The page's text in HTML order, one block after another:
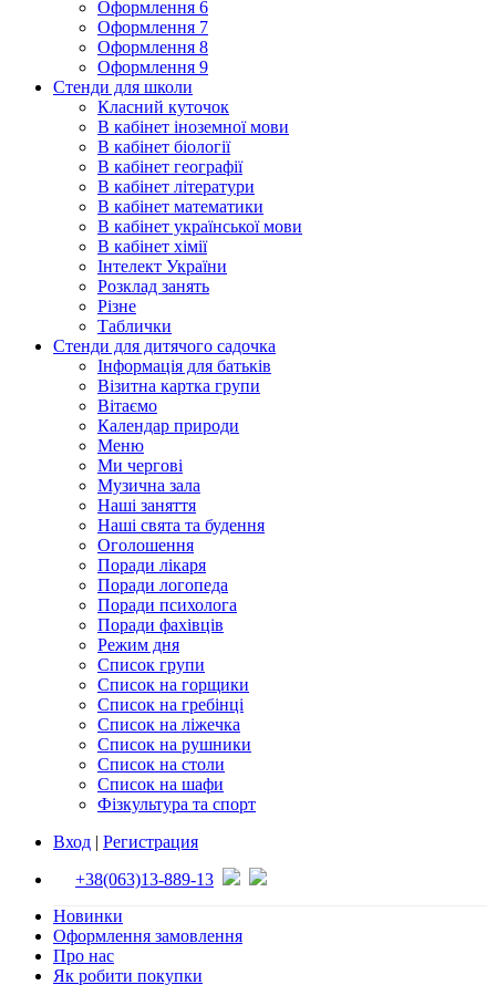
Оформлення 6
Оформлення 7
Оформлення 8
Оформлення 9
Стенди для школи
Класний куточок
В кабінет іноземної мови
В кабінет біології
В кабінет географії
В кабінет літератури
В кабінет математики
В кабінет української мови
В кабінет хімії
Інтелект України
Розклад занять
Різне
Таблички
Стенди для дитячого садочка
Інформація для батьків
Візитна картка групи
Вітаємо
Календар природи
Меню
Ми чергові
Музична зала
Наші заняття
Наші свята та будення
Оголошення
Поради лікаря
Поради логопеда
Поради психолога
Поради фахівців
Режим дня
Список групи
Список на горщики
Список на гребінці
Список на ліжечка
Список на рушники
Список на столи
Список на шафи
Фізкультура та спорт
Вход | Регистрация
+38(063)13-889-13
Новинки
Оформлення замовлення
Про нас
Як робити покупки